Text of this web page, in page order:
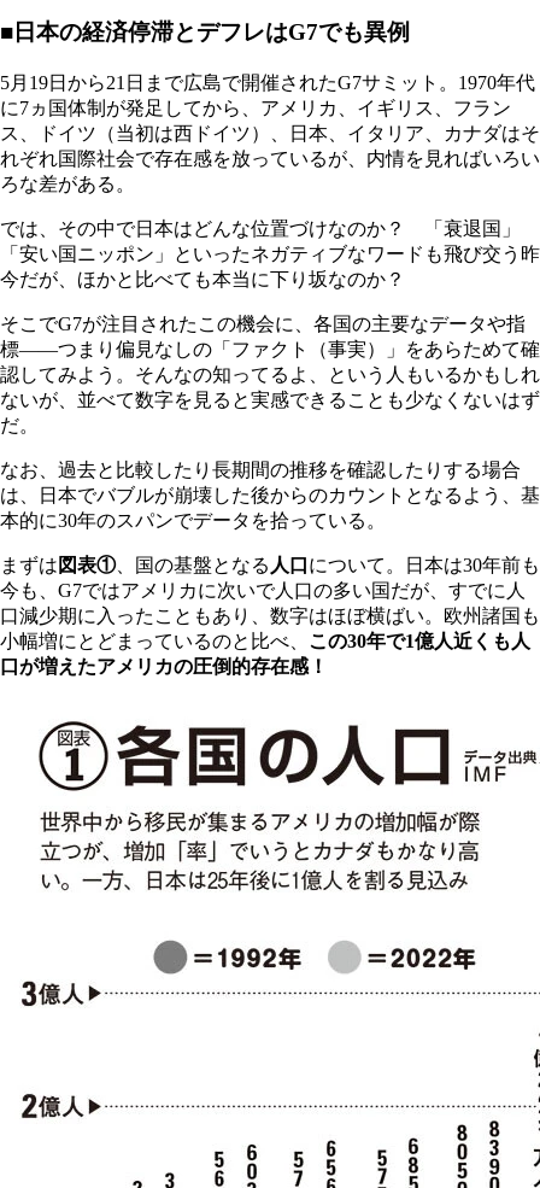
■日本の経済停滞とデフレはG7でも異例
5月19日から21日まで広島で開催されたG7サミット。1970年代
に7ヵ国体制が発足してから、アメリカ、イギリス、フラン
ス、ドイツ（当初は西ドイツ）、日本、イタリア、カナダはそ
れぞれ国際社会で存在感を放っているが、内情を見ればいろい
ろな差がある。
では、その中で日本はどんな位置づけなのか？ 「衰退国」
「安い国ニッポン」といったネガティブなワードも飛び交う昨
今だが、ほかと比べても本当に下り坂なのか？
そこでG7が注目されたこの機会に、各国の主要なデータや指
標――つまり偏見なしの「ファクト（事実）」をあらためて確
認してみよう。そんなの知ってるよ、という人もいるかもしれ
ないが、並べて数字を見ると実感できることも少なくないはず
だ。
なお、過去と比較したり長期間の推移を確認したりする場合
は、日本でバブルが崩壊した後からのカウントとなるよう、基
本的に30年のスパンでデータを拾っている。
まずは 図表①、国の基盤となる 人口 について。日本は30年前も
今も、G7ではアメリカに次いで人口の多い国だが、すでに人
口減少期に入ったこともあり、数字はほぼ横ばい。欧州諸国も
小幅増にとどまっているのと比べ、 この30年で1億人近くも人
口が増えたアメリカの圧倒的存在感！